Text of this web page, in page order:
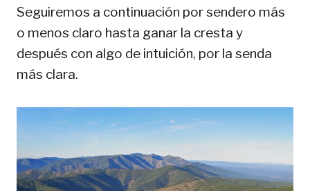
Seguiremos a continuación por sendero más
o menos claro hasta ganar la cresta y
después con algo de intuición, por la senda
más clara.